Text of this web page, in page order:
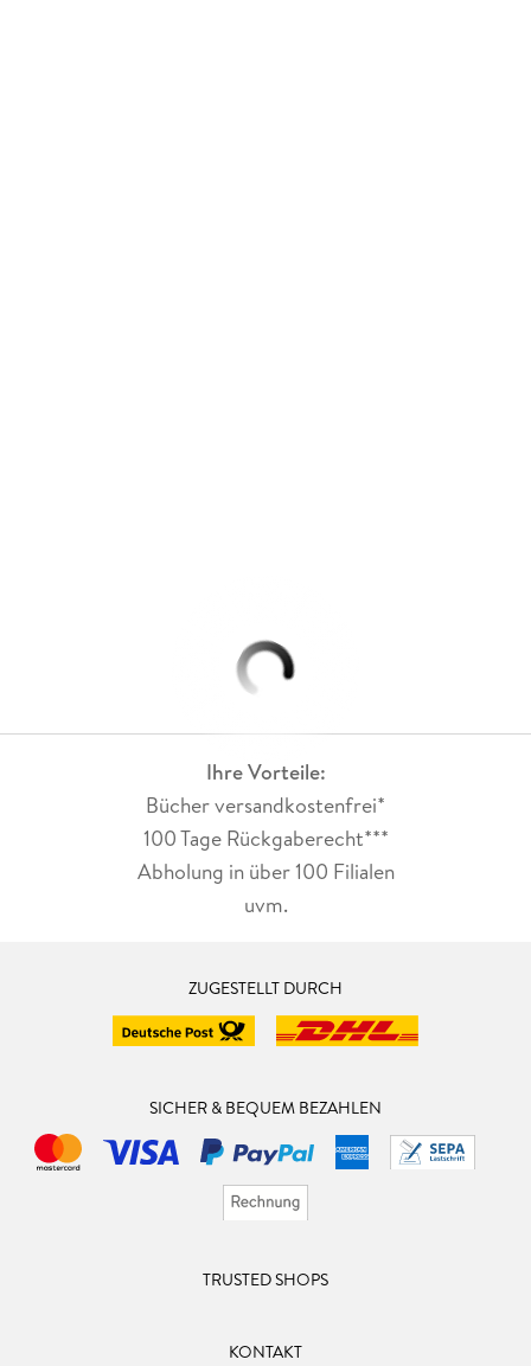
Ihre Vorteile:
Bücher versandkostenfrei*
100 Tage Rückgaberecht***
Abholung in über 100 Filialen
uvm.
ZUGESTELLT DURCH
SICHER & BEQUEM BEZAHLEN
TRUSTED SHOPS
KONTAKT